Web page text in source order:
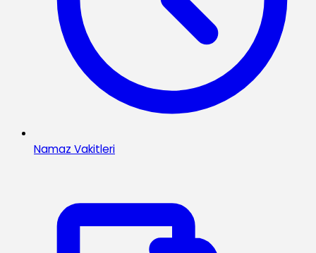
Namaz Vakitleri